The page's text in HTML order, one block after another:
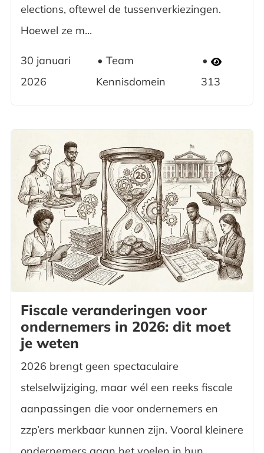
elections, oftewel de tussenverkiezingen.
Hoewel ze m...
30 januari
2026
Team
Kennisdomein
313
Fiscale veranderingen voor
ondernemers in 2026: dit moet
je weten
2026 brengt geen spectaculaire
stelselwijziging, maar wél een reeks fiscale
aanpassingen die voor ondernemers en
zzp’ers merkbaar kunnen zijn. Vooral kleinere